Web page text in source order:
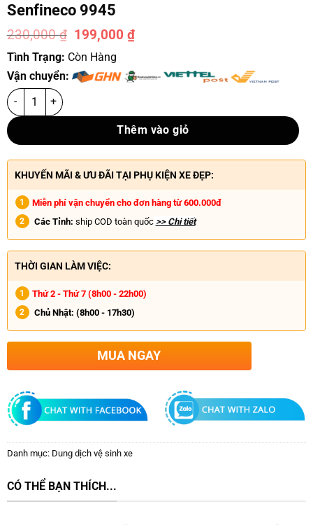
Senfineco 9945
230,000₫ 199,000₫
Tình Trạng: Còn Hàng
Vận chuyển:
Thêm vào giỏ
KHUYẾN MÃI & ƯU ĐÃI TẠI PHỤ KIỆN XE ĐẸP:
Miễn phí vận chuyển cho đơn hàng từ 600.000đ
Các Tỉnh: ship COD toàn quốc >> Chi tiết
THỜI GIAN LÀM VIỆC:
Thứ 2 - Thứ 7 (8h00 - 22h00)
Chủ Nhật: (8h00 - 17h30)
MUA NGAY
Danh mục: Dung dịch vệ sinh xe
CÓ THỂ BẠN THÍCH...